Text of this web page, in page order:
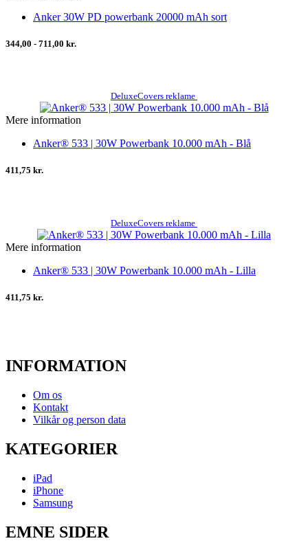
Anker 30W PD powerbank 20000 mAh sort
344,00 - 711,00 kr.
DeluxeCovers reklame
Mere information
Anker® 533 | 30W Powerbank 10.000 mAh - Blå
411,75 kr.
DeluxeCovers reklame
Mere information
Anker® 533 | 30W Powerbank 10.000 mAh - Lilla
411,75 kr.
INFORMATION
Om os
Kontakt
Vilkår og person data
KATEGORIER
iPad
iPhone
Samsung
EMNE SIDER